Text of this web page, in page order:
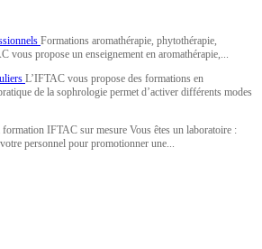
Formations aromathérapie, phytothérapie,
vous propose un enseignement en aromathérapie,...
L’IFTAC vous propose des formations en
de la sophrologie permet d’activer différents modes
formation IFTAC sur mesure Vous êtes un laboratoire :
personnel pour promotionner une...